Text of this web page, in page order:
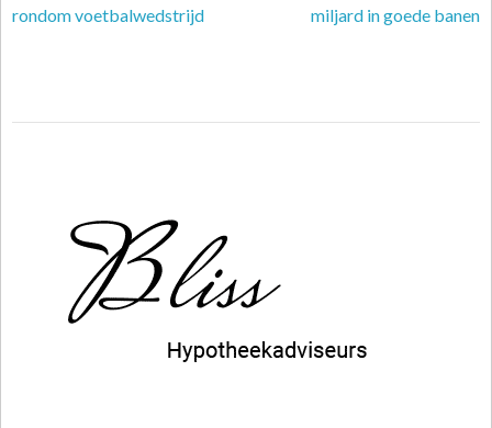
rondom voetbalwedstrijd
miljard in goede banen